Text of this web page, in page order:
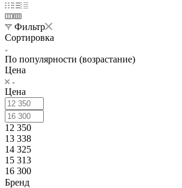
Фильтр
Сортировка
По популярности (возрастание)
Цена
Цена
12 350
13 338
14 325
15 313
16 300
Бренд